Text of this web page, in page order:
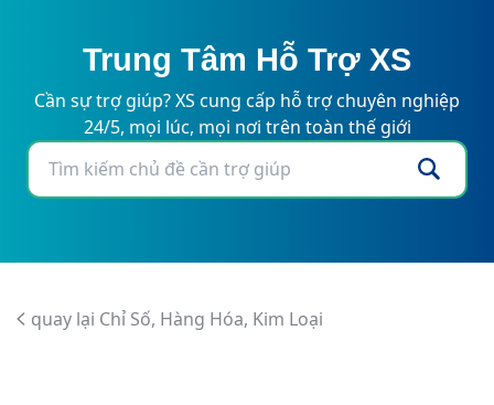
Trung Tâm Hỗ Trợ XS
Cần sự trợ giúp? XS cung cấp hỗ trợ chuyên nghiệp
24/5, mọi lúc, mọi nơi trên toàn thế giới
quay lại Chỉ Số, Hàng Hóa, Kim Loại